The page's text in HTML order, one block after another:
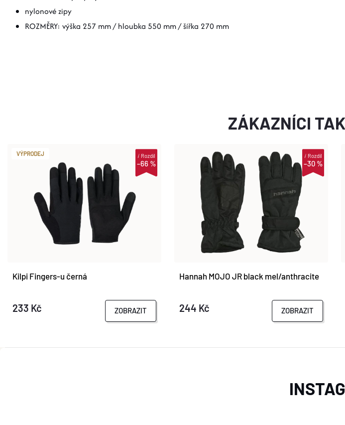
nylonové zipy
ROZMĚRY: výška 257 mm / hloubka 550 mm / šířka 270 mm
ZÁKAZNÍCI
VÝPRODEJ
–66 %
iRozdíl
Kilpi Fingers-u černá
233 Kč ZOBRAZIT
–30 %
iRozdíl
Hannah MOJO JR black mel/anthracite
244 Kč ZOBRAZIT